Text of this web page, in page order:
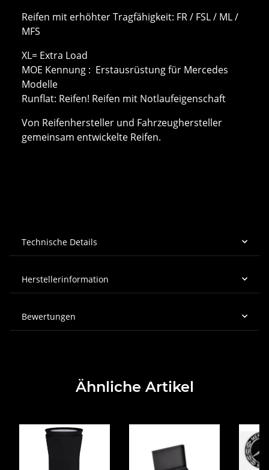
Reifen mit erhöhter Tragfähigkeit: FR / FSL / ML /
MFS
XL= Extra Load
MOE Kennung : Erstausrüstung für Mercedes
Modelle
Runflat: Reifen! Reifen mit Notlaufeigenschaft
Von Reifenhersteller und Fahrzeughersteller
gemeinsam entwickelte Reifen.
Technische Details
Herstellerinformation
Bewertungen
Ähnliche Artikel